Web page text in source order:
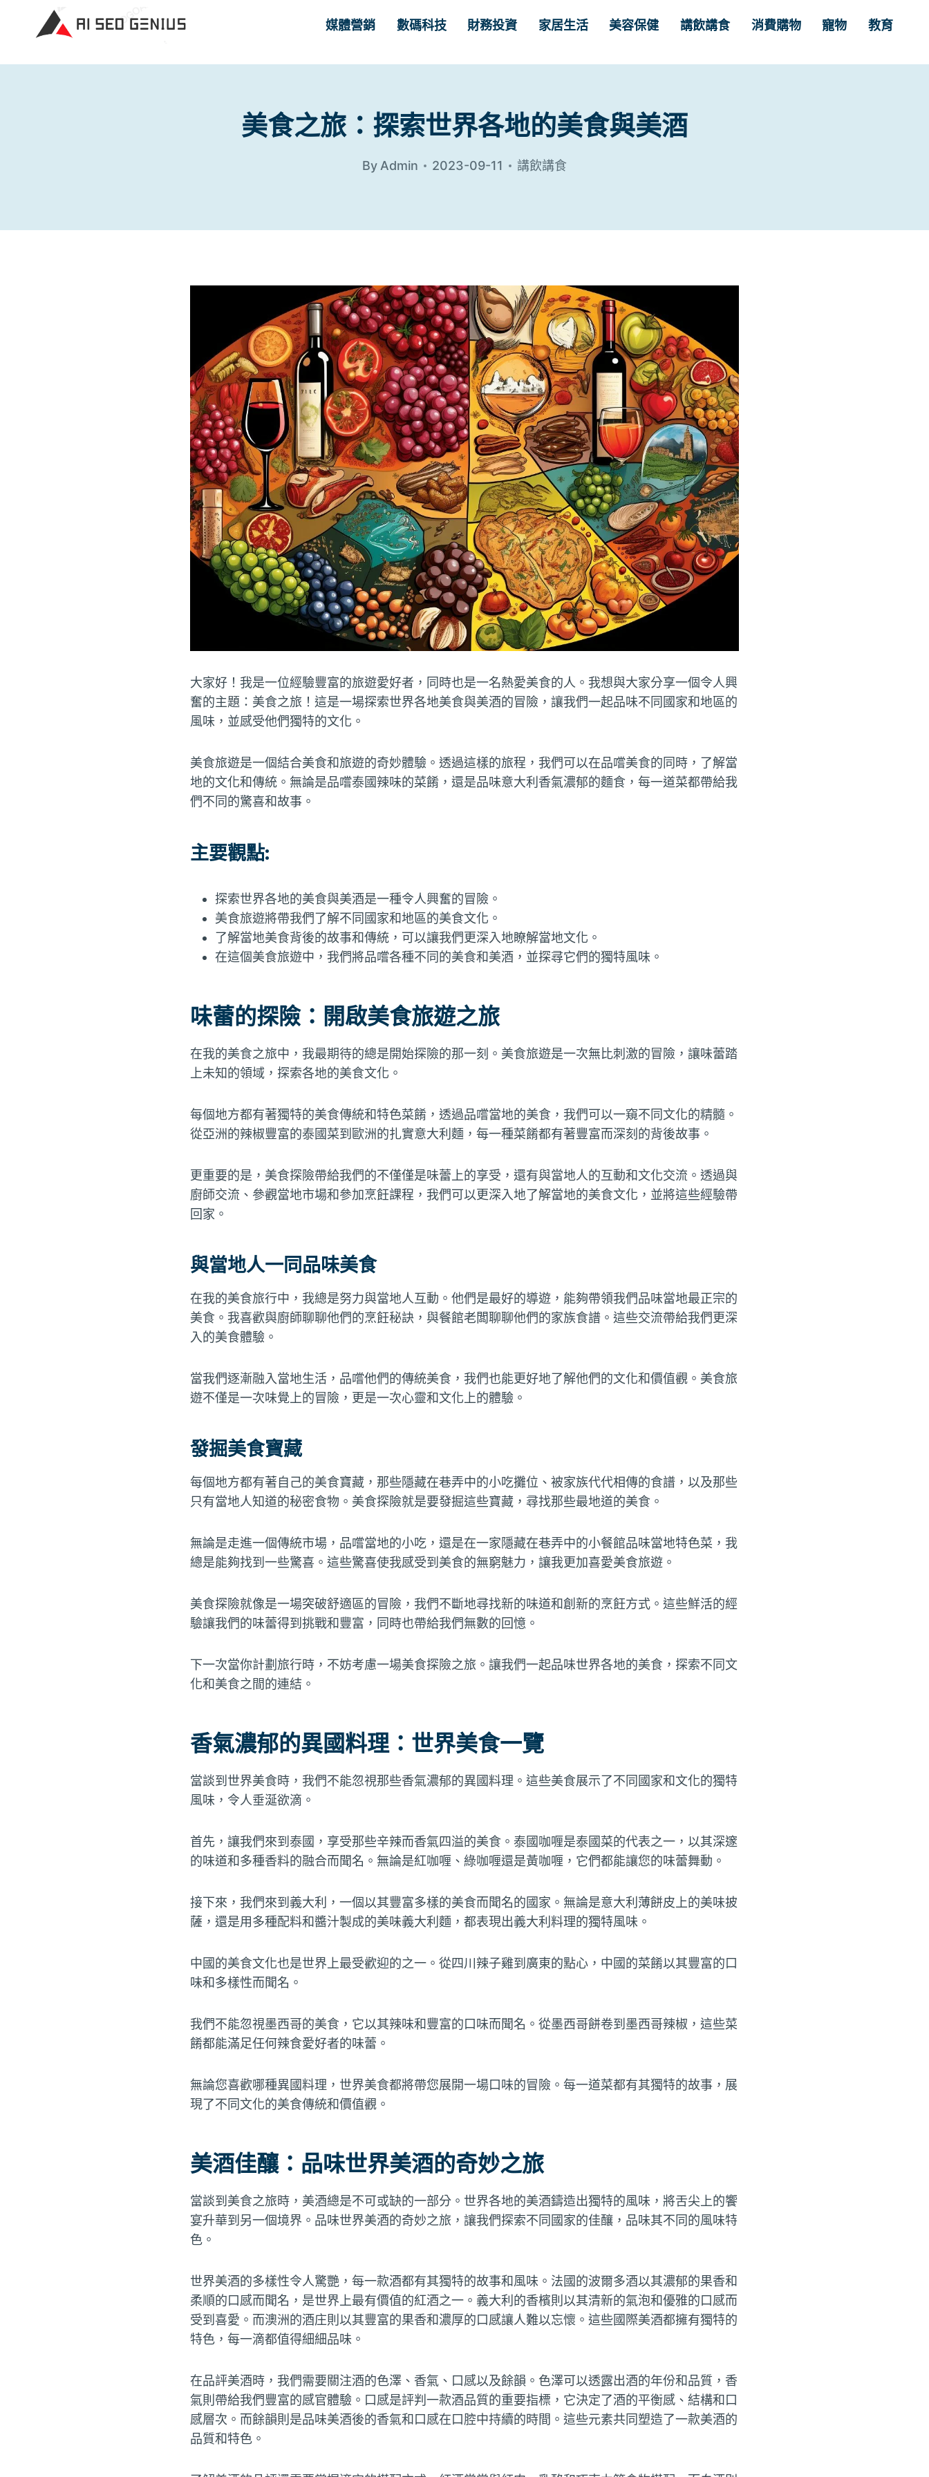
媒體營銷 數碼科技 財務投資 家居生活 美容保健 講飲講食 消費購物 寵物 教育
美食之旅：探索世界各地的美食與美酒
By Admin 2023-09-11 講飲講食
大家好！我是一位經驗豐富的旅遊愛好者，同時也是一名熱愛美食的人。我想與大家分享一個令人興
奮的主題：美食之旅！這是一場探索世界各地美食與美酒的冒險，讓我們一起品味不同國家和地區的
風味，並感受他們獨特的文化。
美食旅遊是一個結合美食和旅遊的奇妙體驗。透過這樣的旅程，我們可以在品嚐美食的同時，了解當
地的文化和傳統。無論是品嚐泰國辣味的菜餚，還是品味意大利香氣濃郁的麵食，每一道菜都帶給我
們不同的驚喜和故事。
主要觀點:
探索世界各地的美食與美酒是一種令人興奮的冒險。
美食旅遊將帶我們了解不同國家和地區的美食文化。
了解當地美食背後的故事和傳統，可以讓我們更深入地瞭解當地文化。
在這個美食旅遊中，我們將品嚐各種不同的美食和美酒，並探尋它們的獨特風味。
味蕾的探險：開啟美食旅遊之旅
在我的美食之旅中，我最期待的總是開始探險的那一刻。美食旅遊是一次無比刺激的冒險，讓味蕾踏
上未知的領域，探索各地的美食文化。
每個地方都有著獨特的美食傳統和特色菜餚，透過品嚐當地的美食，我們可以一窺不同文化的精髓。
從亞洲的辣椒豐富的泰國菜到歐洲的扎實意大利麵，每一種菜餚都有著豐富而深刻的背後故事。
更重要的是，美食探險帶給我們的不僅僅是味蕾上的享受，還有與當地人的互動和文化交流。透過與
廚師交流、參觀當地市場和參加烹飪課程，我們可以更深入地了解當地的美食文化，並將這些經驗帶
回家。
與當地人一同品味美食
在我的美食旅行中，我總是努力與當地人互動。他們是最好的導遊，能夠帶領我們品味當地最正宗的
美食。我喜歡與廚師聊聊他們的烹飪秘訣，與餐館老闆聊聊他們的家族食譜。這些交流帶給我們更深
入的美食體驗。
當我們逐漸融入當地生活，品嚐他們的傳統美食，我們也能更好地了解他們的文化和價值觀。美食旅
遊不僅是一次味覺上的冒險，更是一次心靈和文化上的體驗。
發掘美食寶藏
每個地方都有著自己的美食寶藏，那些隱藏在巷弄中的小吃攤位、被家族代代相傳的食譜，以及那些
只有當地人知道的秘密食物。美食探險就是要發掘這些寶藏，尋找那些最地道的美食。
無論是走進一個傳統市場，品嚐當地的小吃，還是在一家隱藏在巷弄中的小餐館品味當地特色菜，我
總是能夠找到一些驚喜。這些驚喜使我感受到美食的無窮魅力，讓我更加喜愛美食旅遊。
美食探險就像是一場突破舒適區的冒險，我們不斷地尋找新的味道和創新的烹飪方式。這些鮮活的經
驗讓我們的味蕾得到挑戰和豐富，同時也帶給我們無數的回憶。
下一次當你計劃旅行時，不妨考慮一場美食探險之旅。讓我們一起品味世界各地的美食，探索不同文
化和美食之間的連結。
香氣濃郁的異國料理：世界美食一覽
當談到世界美食時，我們不能忽視那些香氣濃郁的異國料理。這些美食展示了不同國家和文化的獨特
風味，令人垂涎欲滴。
首先，讓我們來到泰國，享受那些辛辣而香氣四溢的美食。泰國咖喱是泰國菜的代表之一，以其深邃
的味道和多種香料的融合而聞名。無論是紅咖喱、綠咖喱還是黃咖喱，它們都能讓您的味蕾舞動。
接下來，我們來到義大利，一個以其豐富多樣的美食而聞名的國家。無論是意大利薄餅皮上的美味披
薩，還是用多種配料和醬汁製成的美味義大利麵，都表現出義大利料理的獨特風味。
中國的美食文化也是世界上最受歡迎的之一。從四川辣子雞到廣東的點心，中國的菜餚以其豐富的口
味和多樣性而聞名。
我們不能忽視墨西哥的美食，它以其辣味和豐富的口味而聞名。從墨西哥餅卷到墨西哥辣椒，這些菜
餚都能滿足任何辣食愛好者的味蕾。
無論您喜歡哪種異國料理，世界美食都將帶您展開一場口味的冒險。每一道菜都有其獨特的故事，展
現了不同文化的美食傳統和價值觀。
美酒佳釀：品味世界美酒的奇妙之旅
當談到美食之旅時，美酒總是不可或缺的一部分。世界各地的美酒鑄造出獨特的風味，將舌尖上的饗
宴升華到另一個境界。品味世界美酒的奇妙之旅，讓我們探索不同國家的佳釀，品味其不同的風味特
色。
世界美酒的多樣性令人驚艷，每一款酒都有其獨特的故事和風味。法國的波爾多酒以其濃郁的果香和
柔順的口感而聞名，是世界上最有價值的紅酒之一。義大利的香檳則以其清新的氣泡和優雅的口感而
受到喜愛。而澳洲的酒庄則以其豐富的果香和濃厚的口感讓人難以忘懷。這些國際美酒都擁有獨特的
特色，每一滴都值得細細品味。
在品評美酒時，我們需要關注酒的色澤、香氣、口感以及餘韻。色澤可以透露出酒的年份和品質，香
氣則帶給我們豐富的感官體驗。口感是評判一款酒品質的重要指標，它決定了酒的平衡感、結構和口
感層次。而餘韻則是品味美酒後的香氣和口感在口腔中持續的時間。這些元素共同塑造了一款美酒的
品質和特色。